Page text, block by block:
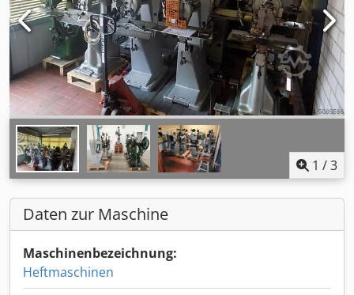
1 /3
Daten zur Maschine
Maschinenbezeichnung:
Heftmaschinen